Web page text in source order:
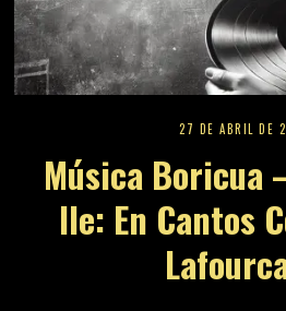
27 DE ABRIL DE
Música Boricua
Ile: En Cantos